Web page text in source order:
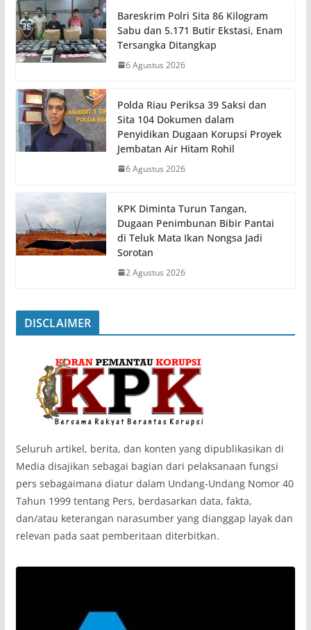
Bareskrim Polri Sita 86 Kilogram
Sabu dan 5.171 Butir Ekstasi, Enam
Tersangka Ditangkap
6 Agustus 2026
Polda Riau Periksa 39 Saksi dan
Sita 104 Dokumen dalam
Penyidikan Dugaan Korupsi Proyek
Jembatan Air Hitam Rohil
6 Agustus 2026
KPK Diminta Turun Tangan,
Dugaan Penimbunan Bibir Pantai
di Teluk Mata Ikan Nongsa Jadi
Sorotan
2 Agustus 2026
DISCLAIMER
‎Seluruh artikel, berita, dan konten yang dipublikasikan di
Media disajikan sebagai bagian dari pelaksanaan fungsi
pers sebagaimana diatur dalam Undang-Undang Nomor 40
Tahun 1999 tentang Pers, berdasarkan data, fakta,
dan/atau keterangan narasumber yang dianggap layak dan
relevan pada saat pemberitaan diterbitkan.